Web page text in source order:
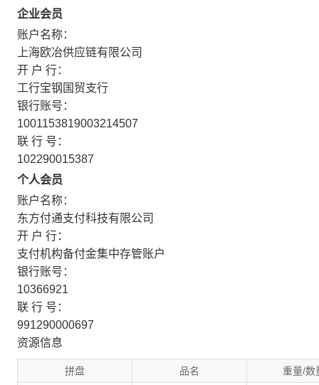
企业会员
账户名称：
上海欧冶供应链有限公司
开 户 行：
工行宝钢国贸支行
银行账号：
1001153819003214507
联 行 号：
102290015387
个人会员
账户名称：
东方付通支付科技有限公司
开 户 行：
支付机构备付金集中存管账户
银行账号：
10366921
联 行 号：
991290000697
资源信息
拼盘 品名 重量/数